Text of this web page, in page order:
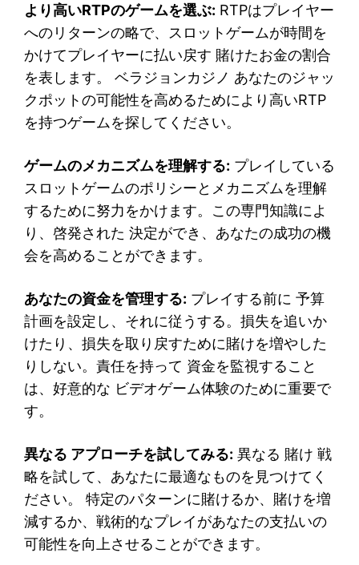
より高いRTPのゲームを選ぶ: RTPはプレイヤー
へのリターンの略で、スロットゲームが時間を
かけてプレイヤーに払い戻す 賭けたお金の割合
を表します。 ベラジョンカジノ あなたのジャッ
クポットの可能性を高めるためにより高いRTP
を持つゲームを探してください。
ゲームのメカニズムを理解する: プレイしている
スロットゲームのポリシーとメカニズムを理解
するために努力をかけます。この専門知識によ
り、啓発された 決定ができ、あなたの成功の機
会を高めることができます。
あなたの資金を管理する: プレイする前に 予算
計画を設定し、それに従うする。損失を追いか
けたり、損失を取り戻すために賭けを増やした
りしない。責任を持って 資金を監視すること
は、好意的な ビデオゲーム体験のために重要で
す。
異なる アプローチを試してみる: 異なる 賭け 戦
略を試して、あなたに最適なものを見つけてく
ださい。 特定のパターンに賭けるか、賭けを増
減するか、戦術的なプレイがあなたの支払いの
可能性を向上させることができます。